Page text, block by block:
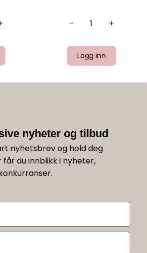
- +
Logg inn
nyheter og tilbud
nyhetsbrev og hold deg
du innblikk i nyheter,